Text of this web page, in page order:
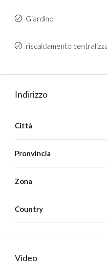
Giardino
riscaldamento
Indirizzo
Città
Pronvincia
Zona
Country
Video